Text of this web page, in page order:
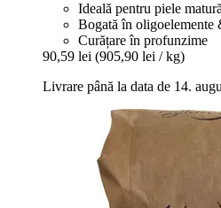
Ideală pentru piele
Bogată în oligoelemente
Curățare în profunzime
90,59 lei (905,90 lei / kg)
Livrare până la data de 14.